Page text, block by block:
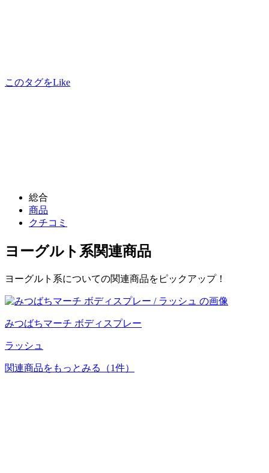
このタグをLike
総合
商品
クチコミ
ヨーグルト系関連商品
ヨーグルト系についての関連商品をピックアップ！
みつばちマーチ ボディスプレー
ラッシュ
関連商品をもっとみる （1件）